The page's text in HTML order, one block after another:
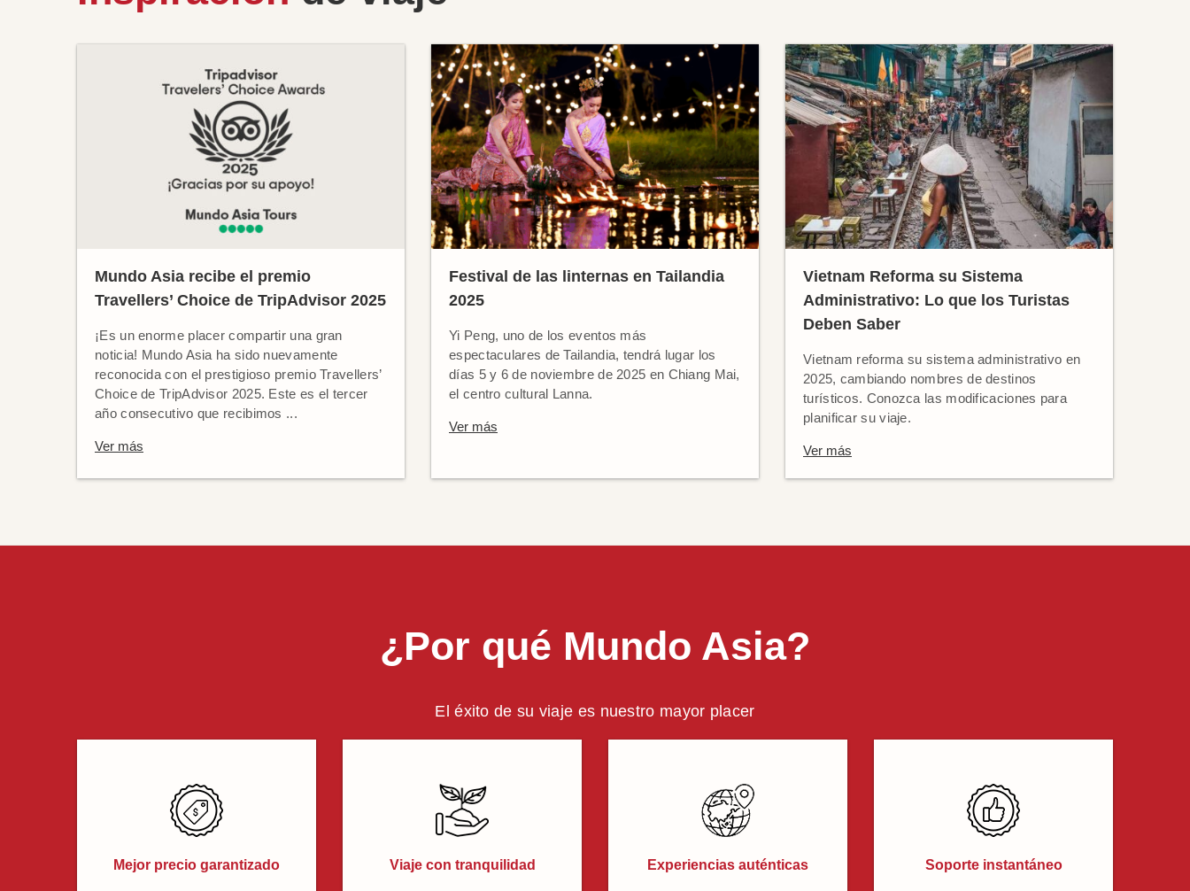
Mundo Asia recibe el premio
Travellers’ Choice de TripAdvisor 2025
¡Es un enorme placer compartir una gran
noticia! Mundo Asia ha sido nuevamente
reconocida con el prestigioso premio Travellers’
Choice de TripAdvisor 2025. Este es el tercer
año consecutivo que recibimos ...
Ver más
Festival de las linternas en Tailandia
2025
Yi Peng, uno de los eventos más
espectaculares de Tailandia, tendrá lugar los
días 5 y 6 de noviembre de 2025 en Chiang Mai,
el centro cultural Lanna.
Ver más
Vietnam Reforma su Sistema
Administrativo: Lo que los Turistas
Deben Saber
Vietnam reforma su sistema administrativo en
2025, cambiando nombres de destinos
turísticos. Conozca las modificaciones para
planificar su viaje.
Ver más
¿Por qué Mundo Asia?
El éxito de su viaje es nuestro mayor placer
Mejor precio garantizado Viaje con tranquilidad Experiencias auténticas Soporte instantáneo